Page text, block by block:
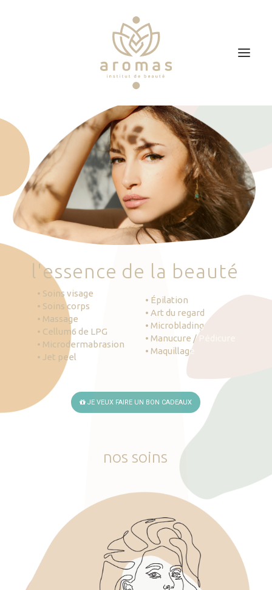
Soins
Je veux faire un bon cadeau
Plan d’accès
Prendre RDV
'essence de la beauté
• Soins visage
• Soins corps
• Massage
• Cellum6 de LPG
• Microdermabrasion
• Jet peel
• Épilation
• Art du regard
• Microblading
• Manucure / Pédicure
• Maquillage
JE VEUX FAIRE UN BON CADEAUX
nos soins